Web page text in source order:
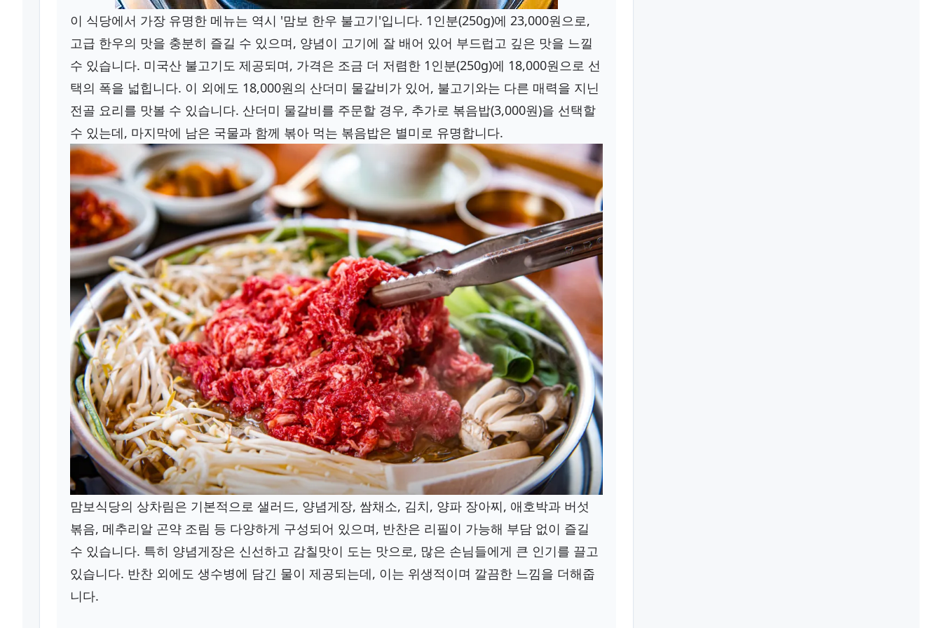
이 식당에서 가장 유명한 메뉴는 역시 '맘보 한우 불고기'입니다. 1인분(250g)에 23,000원으로,
고급 한우의 맛을 충분히 즐길 수 있으며, 양념이 고기에 잘 배어 있어 부드럽고 깊은 맛을 느낄
수 있습니다. 미국산 불고기도 제공되며, 가격은 조금 더 저렴한 1인분(250g)에 18,000원으로 선
택의 폭을 넓힙니다. 이 외에도 18,000원의 산더미 물갈비가 있어, 불고기와는 다른 매력을 지닌
전골 요리를 맛볼 수 있습니다. 산더미 물갈비를 주문할 경우, 추가로 볶음밥(3,000원)을 선택할
수 있는데, 마지막에 남은 국물과 함께 볶아 먹는 볶음밥은 별미로 유명합니다.
맘보식당의 상차림은 기본적으로 샐러드, 양념게장, 쌈채소, 김치, 양파 장아찌, 애호박과 버섯
볶음, 메추리알 곤약 조림 등 다양하게 구성되어 있으며, 반찬은 리필이 가능해 부담 없이 즐길
수 있습니다. 특히 양념게장은 신선하고 감칠맛이 도는 맛으로, 많은 손님들에게 큰 인기를 끌고
있습니다. 반찬 외에도 생수병에 담긴 물이 제공되는데, 이는 위생적이며 깔끔한 느낌을 더해줍
니다.